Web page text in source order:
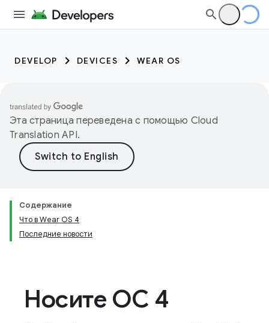
DEVELOP DEVICES WEAR OS
Эта страница переведена с помощью Cloud
Translation API.
Содержание
Что в Wear OS 4
Последние новости
Носите ОС 4